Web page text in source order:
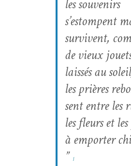
les sou­venirs
s’estom­pent
sur­vivent,
de vieux
lais­sés au
les prières
sent entre les
les fleurs et
à emporter
” 1